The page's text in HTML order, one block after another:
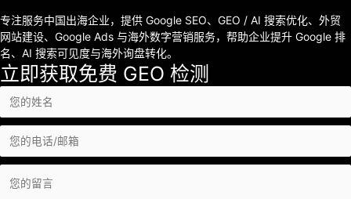
专注服务中国出海企业，提供 Google SEO、GEO / AI 搜索优化、外贸
网站建设、Google Ads 与海外数字营销服务，帮助企业提升 Google 排
名、AI 搜索可见度与海外询盘转化。
立即获取免费 GEO 检测